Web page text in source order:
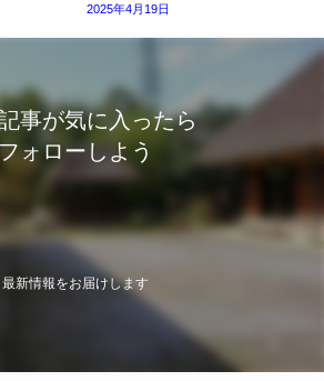
2025年4月19日
事が気に入ったら
フォローしよう
最新情報をお届けします